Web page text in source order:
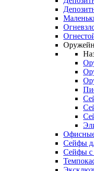
Сейфы
Сейфы с